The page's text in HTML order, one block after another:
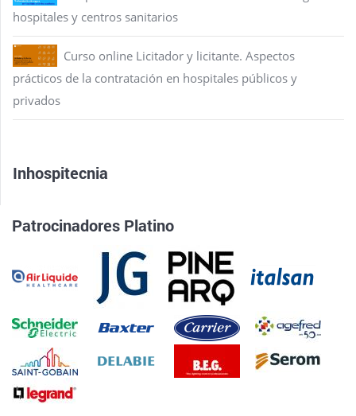
hospitales y centros sanitarios
Curso online Licitador y licitante. Aspectos
prácticos de la contratación en hospitales públicos y
privados
Inhospitecnia
Patrocinadores Platino